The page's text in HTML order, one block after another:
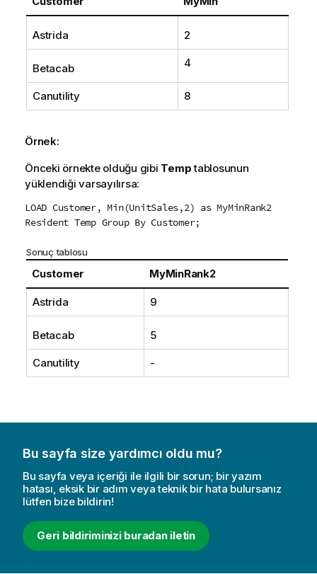
Astrida 2
Betacab 4
Canutility 8
Örnek:
Önceki örnekte olduğu gibi Temptablosunun
yüklendiği varsayılırsa:
LOAD Customer, Min(UnitSales,2) as MyMinRank2
Resident Temp Group By Customer;
Sonuç tablosu
Customer MyMinRank2
Astrida 9
Betacab 5
Canutility -
Bu sayfa size yardımcı oldu mu?
Bu sayfa veya içeriği ile ilgili bir sorun; bir yazım
hatası, eksik bir adım veya teknik bir hata bulursanız
lütfen bize bildirin!
Geri bildiriminizi buradan iletin